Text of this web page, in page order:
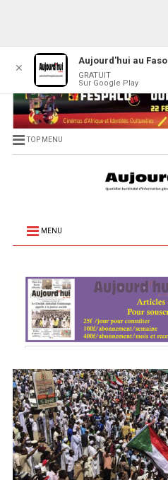
TOP MENU
MENU
✕
Aujourd'hui au Faso
GRATUIT
Sur Google Play